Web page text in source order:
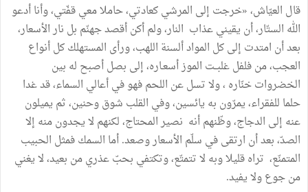
قال العيّاش،«خرجت إلى المرشيكعادتي،حاملامعيقفّتي،وأناأدعو
الله الستّار،أن يقينيعذاب النار،ولمأكنأقصدجهنّم بل نارالأسعار،
بعدأن امتدت إلىكل الموادألسنة اللهب،ورأى المستهلككلأنواع
العجب،منفلفلغلبــت الموزأسعـاره،إلى بصلأصبح له بين
الخضرواتخنّاره ،ولاتسلعن اللحمفهوفيأعالي السماء،قدغدا
حلما للفقراء،يمرّون به يائسين،وفي القلب شوقوحنين،ثم يميلون
عنه إلى الدجاج،وظّنهمأنه نصيرالمحتاج،لكنهم لايجدونمنه إلا
الصدّ،بعدأن ارتقىفي سلّم الأسعاروصعد.أما السمكفمثل الحبيب
المتمنّع، تراهقليلاوبه لاتتمتّع،وتكتفي بحبّعذريمن بعيد،لايغني
منجوعولايفيد.